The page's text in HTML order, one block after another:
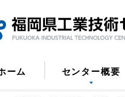
ーム センター概要